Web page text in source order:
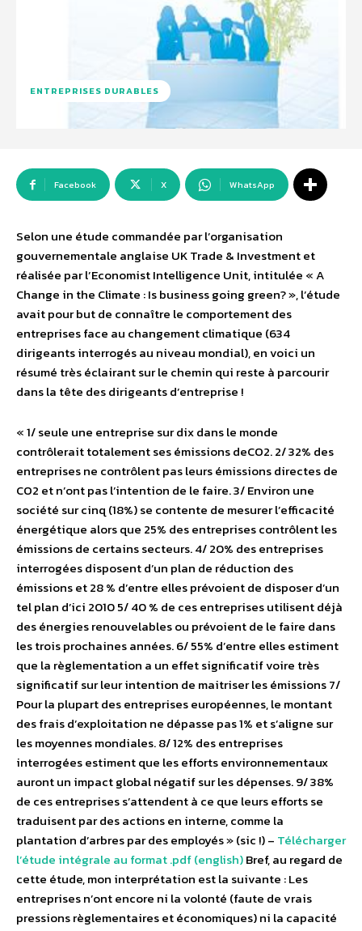
ENTREPRISES DURABLES
Facebook X WhatsApp
Selon une étude commandée par l’organisation
gouvernementale anglaise UK Trade & Investment et
réalisée par l’Economist Intelligence Unit, intitulée « A
Change in the Climate : Is business going green? », l’étude
avait pour but de connaître le comportement des
entreprises face au changement climatique (634
dirigeants interrogés au niveau mondial), en voici un
résumé très éclairant sur le chemin qui reste à parcourir
dans la tête des dirigeants d’entreprise !
« 1/ seule une entreprise sur dix dans le monde
contrôlerait totalement ses émissions deCO2. 2/ 32% des
entreprises ne contrôlent pas leurs émissions directes de
CO2 et n’ont pas l’intention de le faire. 3/ Environ une
société sur cinq (18%) se contente de mesurer l’efficacité
énergétique alors que 25% des entreprises contrôlent les
émissions de certains secteurs. 4/ 20% des entreprises
interrogées disposent d’un plan de réduction des
émissions et 28 % d’entre elles prévoient de disposer d’un
tel plan d’ici 2010 5/ 40 % de ces entreprises utilisent déjà
des énergies renouvelables ou prévoient de le faire dans
les trois prochaines années. 6/ 55% d’entre elles estiment
que la règlementation a un effet significatif voire très
significatif sur leur intention de maitriser les émissions 7/
Pour la plupart des entreprises européennes, le montant
des frais d’exploitation ne dépasse pas 1% et s’aligne sur
les moyennes mondiales. 8/ 12% des entreprises
interrogées estiment que les efforts environnementaux
auront un impact global négatif sur les dépenses. 9/ 38%
de ces entreprises s’attendent à ce que leurs efforts se
traduisent par des actions en interne, comme la
plantation d’arbres par des employés » (sic !) – Télécharger
l’étude intégrale au format .pdf (english)Bref, au regard de
cette étude, mon interprétation est la suivante : Les
entreprises n’ont encore ni la volonté (faute de vrais
pressions règlementaires et économiques) ni la capacité